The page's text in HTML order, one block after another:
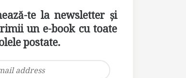
te la newsletter și
un e-book cu toate
postate.